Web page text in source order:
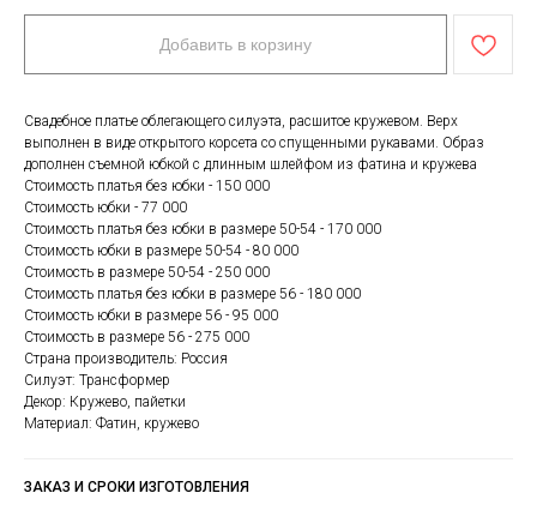
Добавить в корзину
Свадебное платье облегающего силуэта, расшитое кружевом. Верх
выполнен в виде открытого корсета со спущенными рукавами. Образ
дополнен съемной юбкой с длинным шлейфом из фатина и кружева
Стоимость платья без юбки - 150 000
Стоимость юбки - 77 000
Стоимость платья без юбки в размере 50-54 - 170 000
Стоимость юбки в размере 50-54 - 80 000
Стоимость в размере 50-54 - 250 000
Стоимость платья без юбки в размере 56 - 180 000
Стоимость юбки в размере 56 - 95 000
Стоимость в размере 56 - 275 000
Страна производитель: Россия
Силуэт: Трансформер
Декор: Кружево, пайетки
Материал: Фатин, кружево
ЗАКАЗ И СРОКИ ИЗГОТОВЛЕНИЯ